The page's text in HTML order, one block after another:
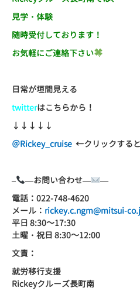
見学・体験
随時受付しております！
お気軽にご連絡下さい
日常が垣間見える
twitterはこちらから！
↓↓↓↓↓
＠Rickey_cruise ←クリックする
– —お問い合わせ—
—
電話： 022-748-4620
メール： rickey.c.ngm@mitsui-
平日 8:30～17:30
土曜・祝日 8:30～12:00
文責：
就労移行支援
Rickeyクルーズ長町南